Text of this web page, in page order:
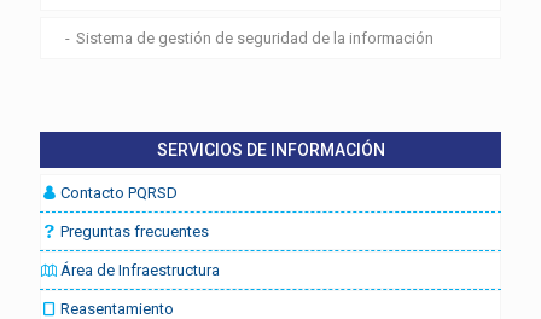
Sistema de gestión de seguridad de la información
SERVICIOS DE INFORMACIÓN
Contacto PQRSD
Preguntas frecuentes
Área de Infraestructura
Reasentamiento